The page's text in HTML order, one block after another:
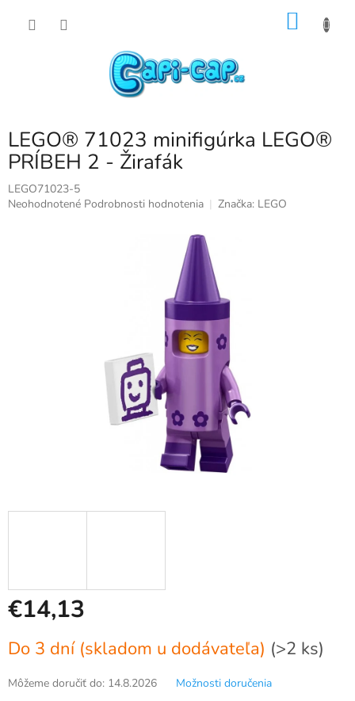
LEGO® 71023 minifigúrka LEGO®
PRÍBEH 2 - Žirafák
LEGO71023-5
Priemerné
Neohodnotené Podrobnosti hodnotenia Značka: LEGO
€14,13
cena:
Do 3 dní (skladom u dodávateľa) (>2 ks)
Môžeme doručiť do: 14.8.2026 Možnosti doručenia